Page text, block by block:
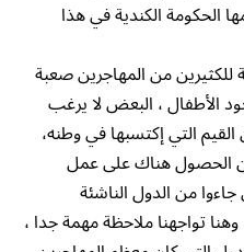
الحكومة الكندية في هذا
للكثيرين من المهاجرين صعبة
الأطفال ، البعض لا يرغب
التي إكتسبها في وطنه،
الحصول هناك على عمل
من الدول الناشئة
وهنا تواجهنا ملاحظة مهمة جدا ،